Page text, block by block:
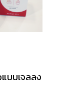
บบเจลลง